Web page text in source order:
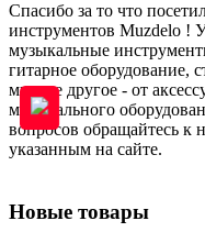
Спасибо за то что
инструментов Muzdelo !
музыкальные
гитарное оборудование,
многое другое - от
музыкального
вопросов обращайтесь к
указанным на сайте.
Новые товары